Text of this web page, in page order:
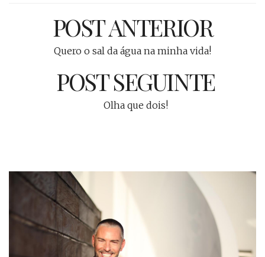
POST ANTERIOR
Quero o sal da água na minha vida!
POST SEGUINTE
Olha que dois!